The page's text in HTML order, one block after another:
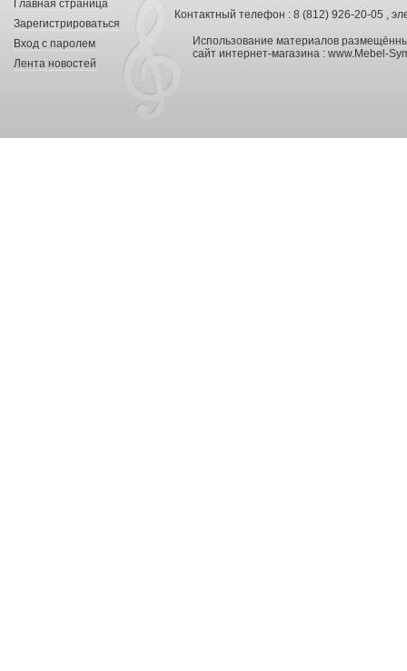
Главная страница
Зарегистрироваться
Вход с паролем
Лента новостей
Контактный телефон : 8 (812) 926-20-05 ,
Использование материалов
сайт интернет-магазина : www.Mebel-